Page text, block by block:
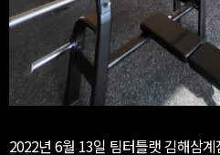
2022년 6월 13일 팀터틀랫 김해삼계